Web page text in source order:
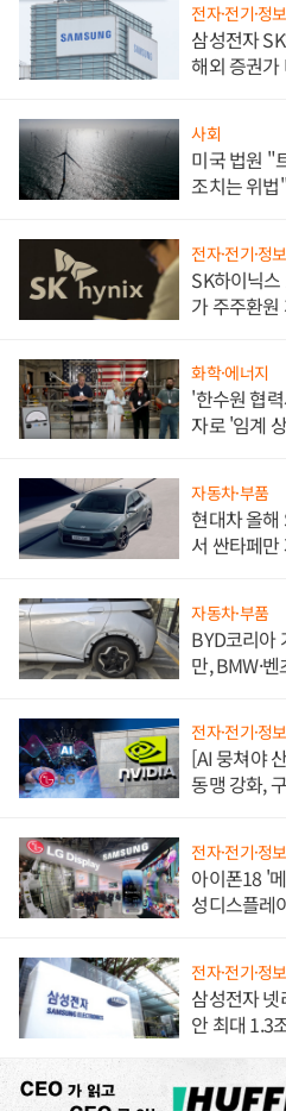
전자·전기·정
삼성전자
해외 증권
사회
미국 법원 "
조치는 위법
전자·전기·정
SK하이닉
가 주주환원
화학·에너지
'한수원 협
자로 '임계
자동차·부품
현대차 올
서 싼타페만
자동차·부품
BYD코리아
만, BMW·
전자·전기·정
[AI 뭉쳐야
동맹 강화,
전자·전기·정
아이폰18 '
성디스플레
전자·전기·정
삼성전자
안 최대 1.3